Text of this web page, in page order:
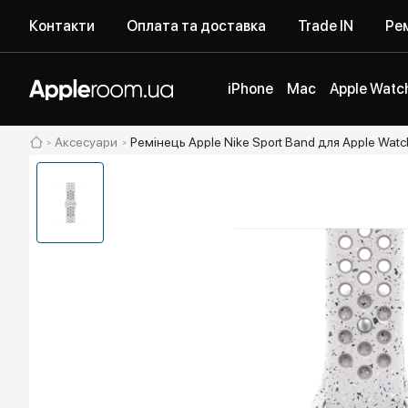
Контакти Оплата та доставка Trade IN
iPhone Mac Apple
Аксесуари Ремінець Apple Nike Sport Band для Apple